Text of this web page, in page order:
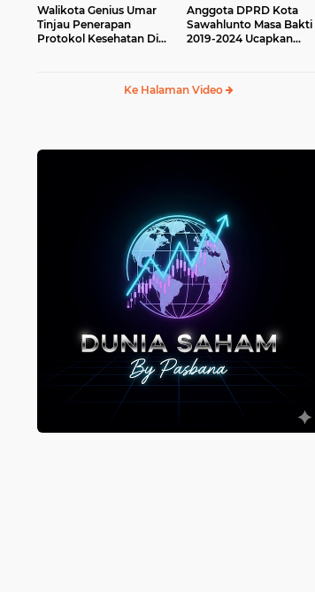
Walikota Genius Umar
Tinjau Penerapan
Protokol Kesehatan Di
Anggota DPRD Kota
Sawahlunto Masa Bakti
2019-2024 Ucapkan
Ke Halaman Video